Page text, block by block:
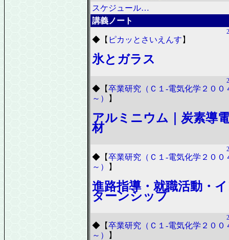
スケジュール…
講義ノート
◆ 【 ピカッとさいえんす 】
氷とガラス
◆ 【卒業研究（Ｃ１-電気化学２００
～）
】
アルミニウム｜炭素導
材
◆ 【卒業研究（Ｃ１-電気化学２００
～）
】
進路指導・就職活動・
ターンシップ
◆ 【卒業研究（Ｃ１-電気化学２００
～）
】